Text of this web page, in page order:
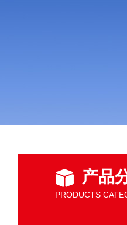
产品
PRODUCTS